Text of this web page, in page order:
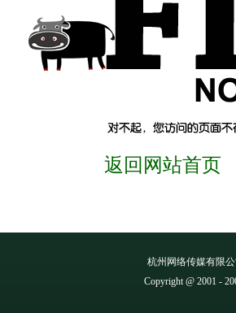
返回网站首页
杭州网络传媒有限
Copyright @ 2001 -